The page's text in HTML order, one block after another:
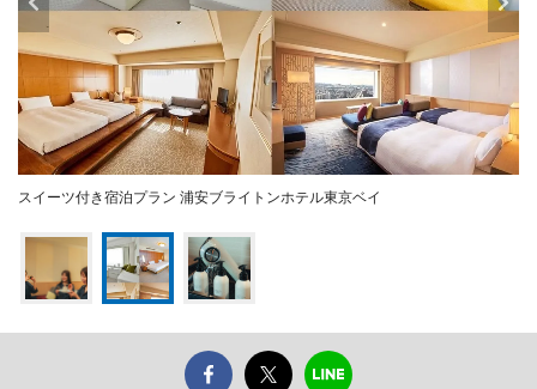
スイーツ付き宿泊プラン 浦安ブライトンホテル東京ベイ